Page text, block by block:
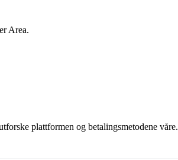
Area.
plattformen og betalingsmetodene våre.